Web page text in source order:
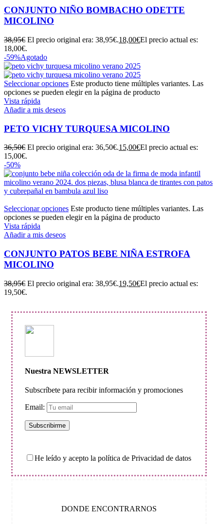
CONJUNTO NIÑO BOMBACHO ODETTE
MICOLINO
38,95€ El precio original era: 38,95€.18,00€El precio actual es:
18,00€.
-59%Agotado
Seleccionar opciones Este producto tiene múltiples variantes. Las
opciones se pueden elegir en la página de producto
Vista rápida
Añadir a mis deseos
PETO VICHY TURQUESA MICOLINO
36,50€ El precio original era: 36,50€.15,00€El precio actual es:
15,00€.
-50%
Seleccionar opciones Este producto tiene múltiples variantes. Las
opciones se pueden elegir en la página de producto
Vista rápida
Añadir a mis deseos
CONJUNTO PATOS BEBE NIÑA ESTROFA
MICOLINO
38,95€ El precio original era: 38,95€.19,50€El precio actual es:
19,50€.
Nuestra NEWSLETTER
Subscríbete para recibir información y promociones
Email:
He leído y acepto la política de Privacidad de datos
DONDE ENCONTRARNOS